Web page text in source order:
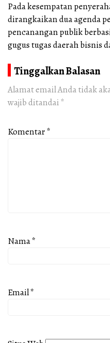
Pada kesempatan
dirangkaikan dua agenda
pencanangan publik
gugus tugas daerah bisnis
Tinggalkan Balasan
Alamat email Anda tidak
wajib ditandai *
Komentar*
Nama*
Email*